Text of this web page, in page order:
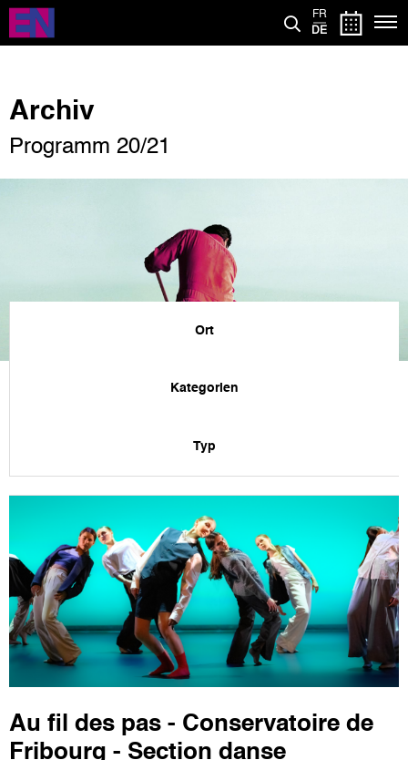
Direkt
zum
Inhalt
FR
DE
Archiv
Programm 20/21
Ort
Kategorien
Typ
Au fil des pas - Conservatoire de
Fribourg - Section danse